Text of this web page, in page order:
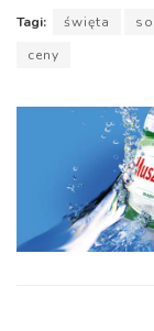
Tagi: święta
ceny